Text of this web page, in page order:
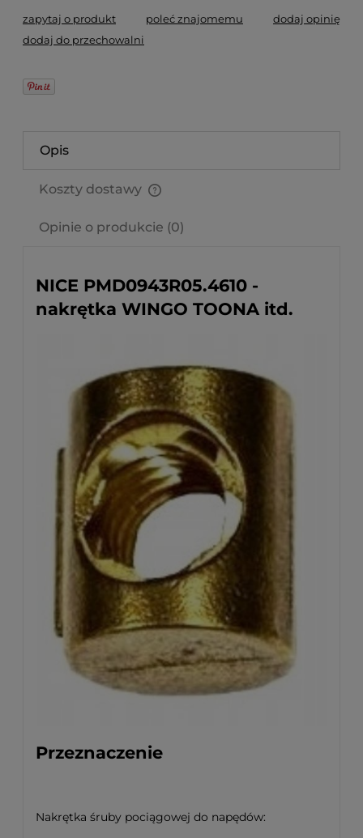
zapytaj o produkt poleć znajomemu
dodaj opinię
dodaj do przechowalni
Opis
Koszty dostawy
Opinie o produkcie (0)
NICE PMD0943R05.4610 -
nakrętka WINGO TOONA itd.
Przeznaczenie
Nakrętka śruby pociągowej do napędów: